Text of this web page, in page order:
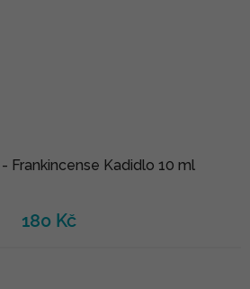
Frankincense Kadidlo 10 ml
180 Kč